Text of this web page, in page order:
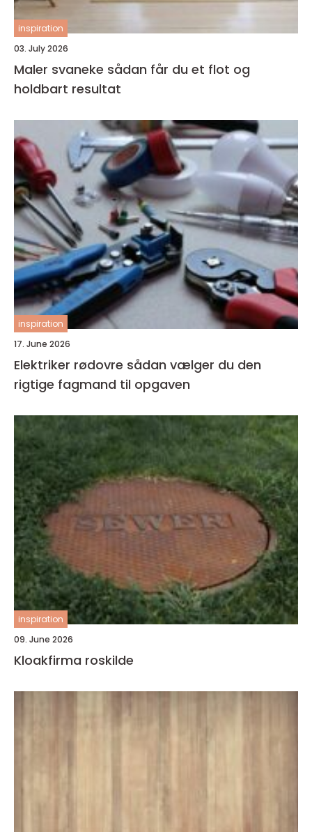
inspiration
03. July 2026
Maler svaneke sådan får du et flot og
holdbart resultat
inspiration
17. June 2026
Elektriker rødovre sådan vælger du den
rigtige fagmand til opgaven
inspiration
09. June 2026
Kloakfirma roskilde